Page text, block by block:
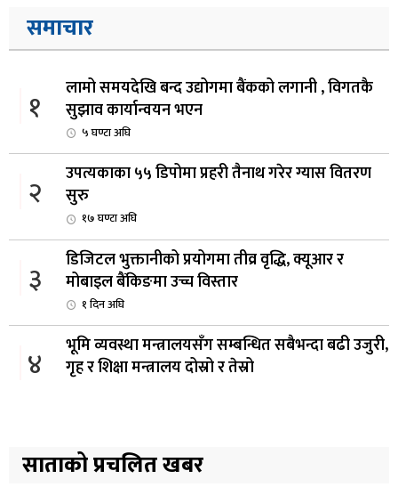
समाचार
१
लामो समयदेखि बन्द उद्योगमा बैंकको लगानी , विगतकै
सुझाव कार्यान्वयन भएन
५ घण्टा अघि
२
उपत्यकाका ५५ डिपोमा प्रहरी तैनाथ गरेर ग्यास वितरण
सुरु
१७ घण्टा अघि
३
डिजिटल भुक्तानीको प्रयोगमा तीव्र वृद्धि, क्यूआर र
मोबाइल बैंकिङमा उच्च विस्तार
१ दिन अघि
४
भूमि व्यवस्था मन्त्रालयसँग सम्बन्धित सबैभन्दा बढी उजुरी,
गृह र शिक्षा मन्त्रालय दोस्रो र तेस्रो
५
बैंक
२ दिन अघि
साताको प्रचलित खबर